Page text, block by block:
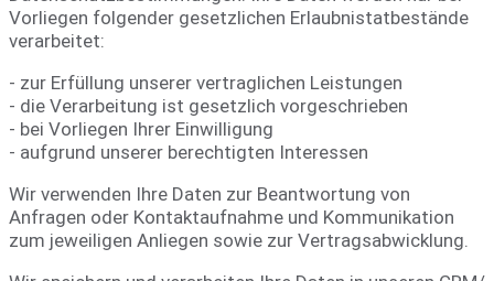
Vorliegen folgender gesetzlichen Erlaubnistatbestände
verarbeitet:
- zur Erfüllung unserer vertraglichen Leistungen
- die Verarbeitung ist gesetzlich vorgeschrieben
- bei Vorliegen Ihrer Einwilligung
- aufgrund unserer berechtigten Interessen
Wir verwenden Ihre Daten zur Beantwortung von
Anfragen oder Kontaktaufnahme und Kommunikation
zum jeweiligen Anliegen sowie zur Vertragsabwicklung.